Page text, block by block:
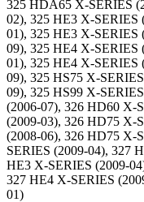
325 HDA65 X-SERIES
02), 325 HE3 X-SERIES
01), 325 HE3 X-SERIES
09), 325 HE4 X-SERIES
01), 325 HE4 X-SERIES
09), 325 HS75 X-
09), 325 HS99 X-
(2006-07), 326 HD60 X-
(2009-03), 326 HD75 X-
(2008-06), 326 HD75 X-
SERIES (2009-04), 327
HE3 X-SERIES (2009-
327 HE4 X-SERIES
01)